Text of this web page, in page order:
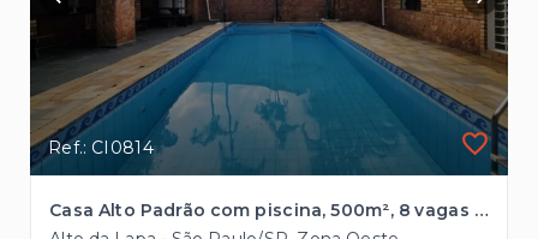
Ref.: CI0814
Casa Alto Padrão com piscina, 500m², 8 vagas no Alto da Lapa